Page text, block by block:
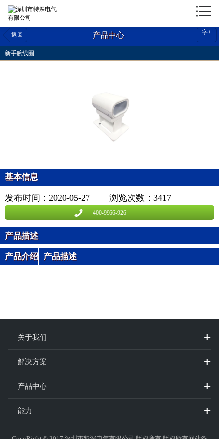
返回 产品中心 字+
新手腕线圈
基本信息
发布时间：2020-05-27 浏览次数： 3417
400-9966-926
产品描述
产品介绍 产品描述
关于我们
解决方案
产品中心
能力